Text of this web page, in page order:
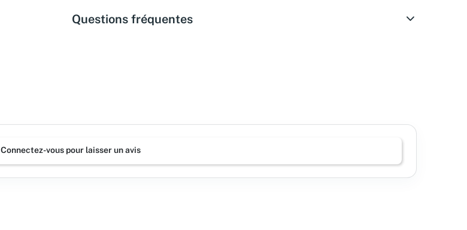
Questions fréquentes
Connectez-vous pour laisser un avis